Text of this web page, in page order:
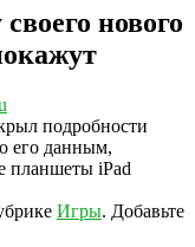
нового
подробности
его данным,
планшеты iPad
Игры. Добавьте